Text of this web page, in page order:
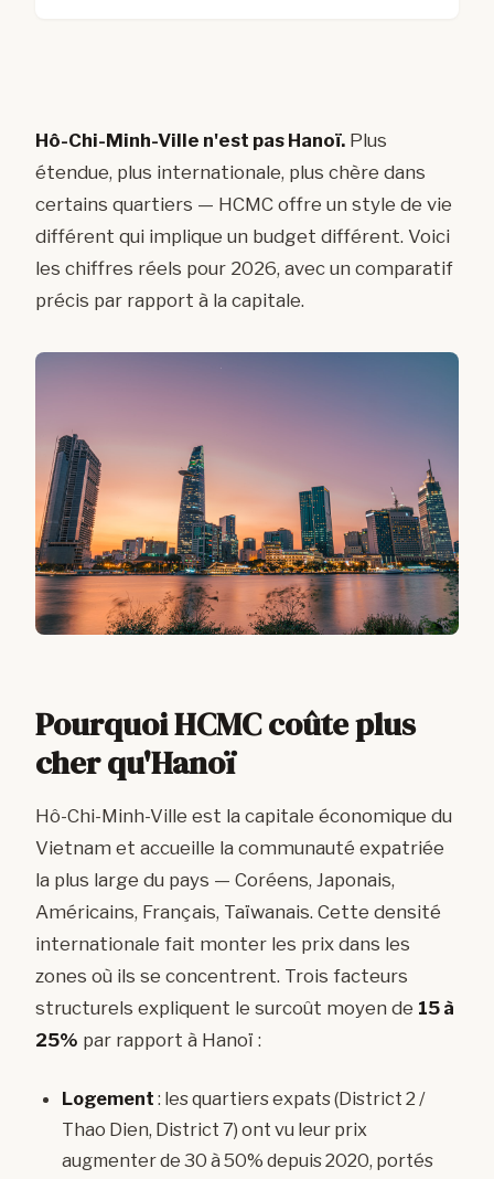
Hô-Chi-Minh-Ville n'est pas Hanoï. Plus
étendue, plus internationale, plus chère dans
certains quartiers — HCMC offre un style de vie
différent qui implique un budget différent. Voici
les chiffres réels pour 2026, avec un comparatif
précis par rapport à la capitale.
Pourquoi HCMC coûte plus
cher qu'Hanoï
Hô-Chi-Minh-Ville est la capitale économique du
Vietnam et accueille la communauté expatriée
la plus large du pays — Coréens, Japonais,
Américains, Français, Taïwanais. Cette densité
internationale fait monter les prix dans les
zones où ils se concentrent. Trois facteurs
structurels expliquent le surcoût moyen de 15 à
25% par rapport à Hanoï :
Logement : les quartiers expats (District 2 /
Thao Dien, District 7) ont vu leur prix
augmenter de 30 à 50% depuis 2020, portés